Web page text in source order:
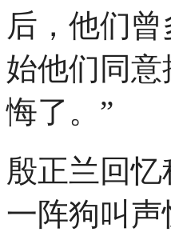
后，他们
始他们同
悔了。”
殷正兰回
一阵狗叫